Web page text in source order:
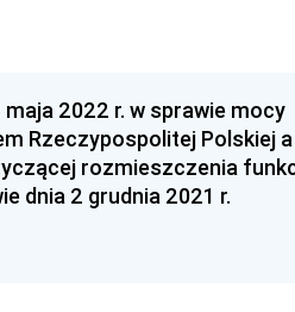
maja 2022 r. w sprawie mocy
Rzeczypospolitej Polskiej
rozmieszczenia
dnia 2 grudnia 2021 r.